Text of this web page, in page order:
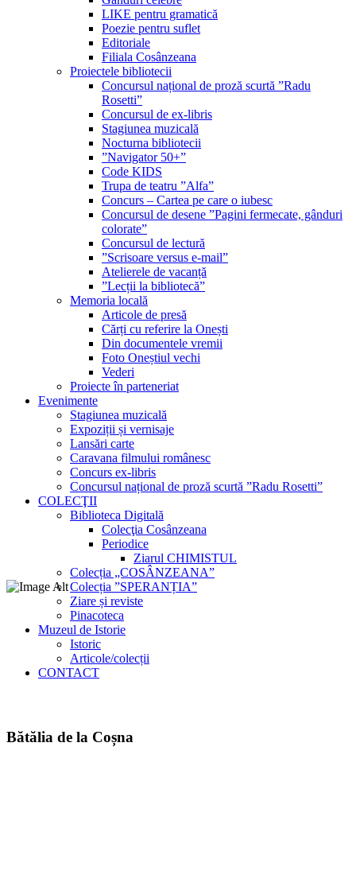
LIKE pentru gramatică
Poezie pentru suflet
Editoriale
Filiala Cosânzeana
Proiectele bibliotecii
Concursul național de proză scurtă ”Radu
Rosetti”
Concursul de ex-libris
Stagiunea muzicală
Nocturna bibliotecii
”Navigator 50+”
Code KIDS
Trupa de teatru ”Alfa”
Concurs – Cartea pe care o iubesc
Concursul de desene ”Pagini fermecate, gânduri
colorate”
Concursul de lectură
”Scrisoare versus e-mail”
Atelierele de vacanță
”Lecții la bibliotecă”
Memoria locală
Articole de presă
Cărți cu referire la Onești
Din documentele vremii
Foto Oneștiul vechi
Vederi
Proiecte în parteneriat
Evenimente
Stagiunea muzicală
Expoziții și vernisaje
Lansări carte
Caravana filmului românesc
Concurs ex-libris
Concursul național de proză scurtă ”Radu Rosetti”
COLECŢII
Biblioteca Digitală
Colecţia Cosânzeana
Periodice
Ziarul CHIMISTUL
Colecția „COSÂNZEANA”
Colecția ”SPERANȚIA”
Ziare și reviste
Pinacoteca
Muzeul de Istorie
Istoric
Articole/colecții
CONTACT
Bătălia de la Coșna